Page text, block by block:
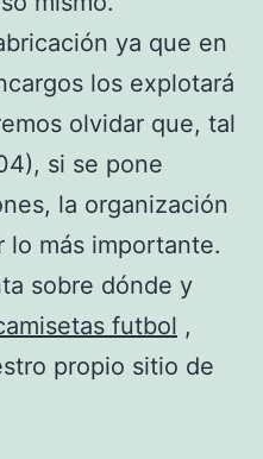
ya que en
los explotará
olvidar que, tal
si se pone
la organización
más importante.
sobre dónde y
futbol ,
propio sitio de